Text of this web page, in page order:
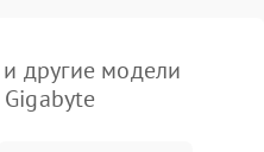
другие модели